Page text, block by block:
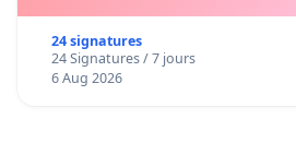
24 signatures
24 Signatures / 7 jours
6 Aug 2026